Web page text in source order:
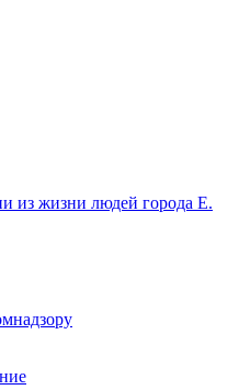
из жизни людей города Е.